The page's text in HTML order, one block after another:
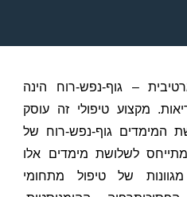
– גוף-נפש-רוח הינה
מקצוע טיפולי זה עוסק
המימדים גוף-נפש-רוח של
לשלושת מימדים אלו
של טיפול מתחומי